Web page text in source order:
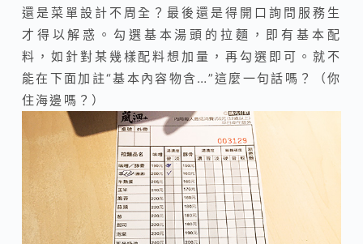
還是菜單設計不周全？最後還是得開口詢問服務生
才得以解惑。勾選基本湯頭的拉麵，即有基本配
料，如針對某幾樣配料想加量，再勾選即可。就不
能在下面加註“基本內容物含…”這麼一句話嗎？（你
住海邊嗎？）